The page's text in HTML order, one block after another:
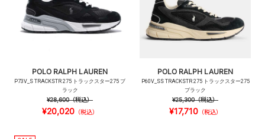
POLO RALPH LAUREN
P73V_S TRACKSTR 275 トラックスター275 ブ
ラック
¥28,600（税込）
¥20,020（税込）
POLO RALPH LAUREN
P60V_SS TRACKSTR 275 トラックスター275
ブラック
¥25,300（税込）
¥17,710（税込）